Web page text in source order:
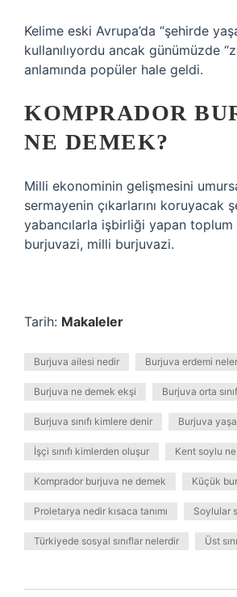
Kelime eski Avrupa’da “şehirde
kullanılıyordu ancak günümüzde
anlamında popüler hale geldi.
KOMPRADOR
NE DEMEK?
Milli ekonominin gelişmesini
sermayenin çıkarlarını koruyacak
yabancılarla işbirliği yapan
burjuvazi, milli burjuvazi.
Tarih: Makaleler
Burjuva ailesi nedir Burjuva erdemi
Burjuva ne demek ekşi Burjuva orta
Burjuva sınıfı kimlere denir Burjuva
İşçi sınıfı kimlerden oluşur Kent soylu
Komprador burjuva ne demek Küçük
Proletarya nedir kısaca tanımı Soylular
Türkiyede sosyal sınıflar nelerdir Üst